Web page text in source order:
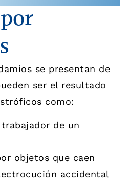
se presentan de
ser el resultado
como:
de un
objetos que caen
accidental